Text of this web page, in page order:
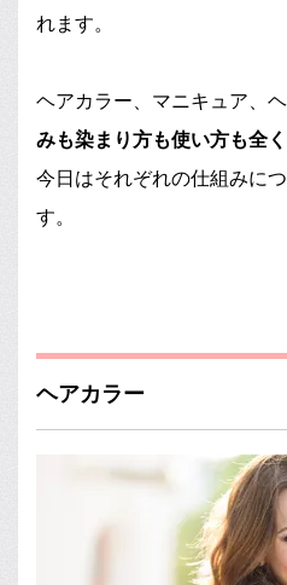
れます。
ヘアカラー、マニキュア、
みも染まり方も使い方も全く
今日はそれぞれの仕組みに
す。
ヘアカラー